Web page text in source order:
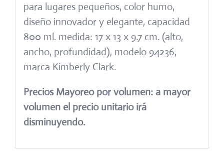
para lugares pequeños, color humo,
diseño innovador y elegante, capacidad
800 ml. medida: 17 x 13 x 9.7 cm. (alto,
ancho, profundidad), modelo 94236,
marca Kimberly Clark.
Precios Mayoreo por volumen: a mayor
volumen el precio unitario irá
disminuyendo.